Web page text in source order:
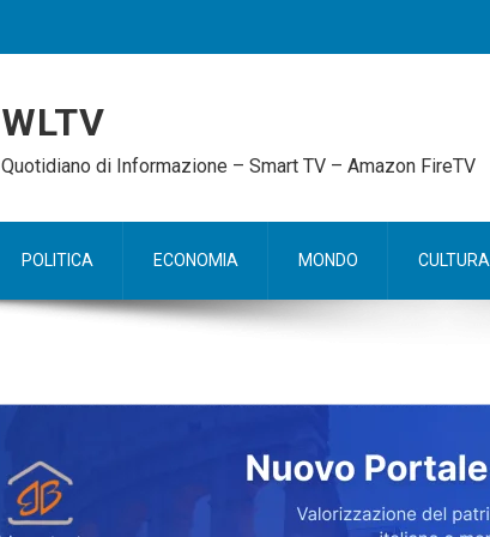
WLTV
Quotidiano di Informazione – Smart TV – Amazon FireTV
POLITICA ECONOMIA MONDO CULTURA